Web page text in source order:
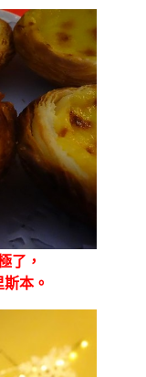
了，
本。